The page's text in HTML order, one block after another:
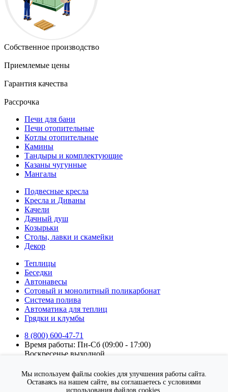
Собственное производство
Приемлемые цены
Гарантия качества
Рассрочка
Печи для бани
Печи отопительные
Котлы отопительные
Камины
Тандыры и комплектующие
Казаны чугунные
Мангалы
Подвесные кресла
Кресла и Диваны
Качели
Дачный душ
Козырьки
Столы, лавки и скамейки
Декор
Теплицы
Беседки
Автонавесы
Сотовый и монолитный поликарбонат
Система полива
Автоматика для теплиц
Грядки и клумбы
8 (800) 600-47-71
Время работы: Пн-Сб (09:00 - 17:00)
Воскресенье выходной.
Подписка на новости
Подписаться
Мы используем файлы cookies для улучшения работы сайта.
Оставаясь на нашем сайте, вы соглашаетесь с условиями
использования файлов cookies.